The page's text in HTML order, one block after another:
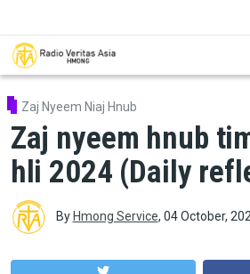
Zaj Nyeem Niaj Hnub
Zaj nyeem hnub
hli 2024 (Daily
By Hmong Service, 04 October,